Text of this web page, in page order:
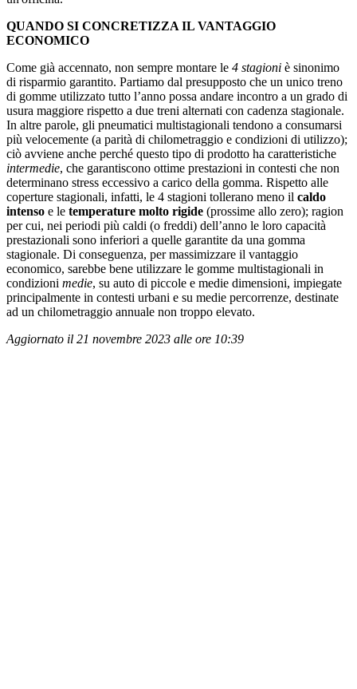
QUANDO SI CONCRETIZZA IL VANTAGGIO
ECONOMICO
Come già accennato, non sempre montare le 4 stagioni è sinonimo
di risparmio garantito. Partiamo dal presupposto che un unico treno
di gomme utilizzato tutto l’anno possa andare incontro a un grado di
usura maggiore rispetto a due treni alternati con cadenza stagionale.
In altre parole, gli pneumatici multistagionali tendono a consumarsi
più velocemente (a parità di chilometraggio e condizioni di utilizzo);
ciò avviene anche perché questo tipo di prodotto ha caratteristiche
intermedie, che garantiscono ottime prestazioni in contesti che non
determinano stress eccessivo a carico della gomma. Rispetto alle
coperture stagionali, infatti, le 4 stagioni tollerano meno il caldo
intenso e le temperature molto rigide (prossime allo zero); ragion
per cui, nei periodi più caldi (o freddi) dell’anno le loro capacità
prestazionali sono inferiori a quelle garantite da una gomma
stagionale. Di conseguenza, per massimizzare il vantaggio
economico, sarebbe bene utilizzare le gomme multistagionali in
condizioni medie, su auto di piccole e medie dimensioni, impiegate
principalmente in contesti urbani e su medie percorrenze, destinate
ad un chilometraggio annuale non troppo elevato.
Aggiornato il 21 novembre 2023 alle ore 10:39